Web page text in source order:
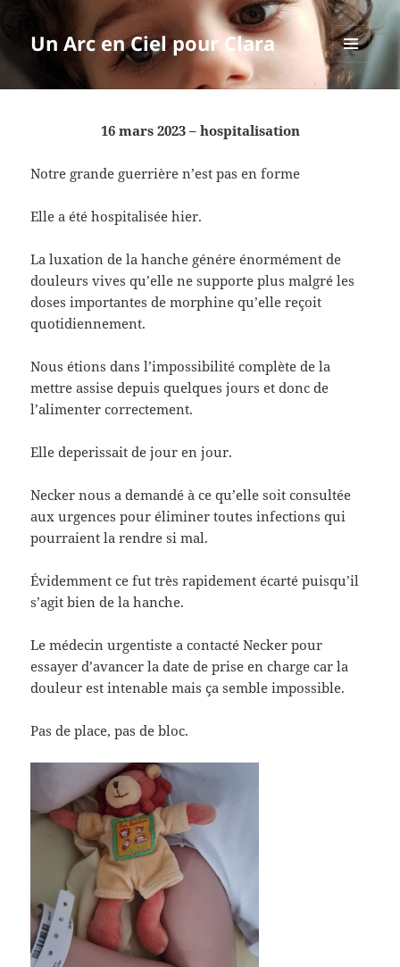
Un Arc en Ciel pour Clara
MENU
ET
16 mars 2023 – hospitalisation
Notre grande guerrière n’est pas en forme
Elle a été hospitalisée hier.
Laluxation de la hanche génére énormément de
douleurs vives qu’elle ne supporte plus malgré les
doses importantes de morphine qu’elle reçoit
quotidiennement.
Nous étions dans l’impossibilité complète de la
mettre assise depuis quelques jours et donc de
l’alimenter correctement.
Elle deperissait de jour en jour.
Necker nous a demandé à ce qu’elle soit consultée
aux urgences pour éliminer toutes infections qui
pourraient la rendre si mal.
Évidemment ce fut très rapidement écarté puisqu’il
s’agit bien de la hanche.
Le médecin urgentiste a contacté Necker pour
essayer d’avancer la date de prise en charge car la
douleur est intenable mais ça semble impossible.
Pas de place, pas de bloc.